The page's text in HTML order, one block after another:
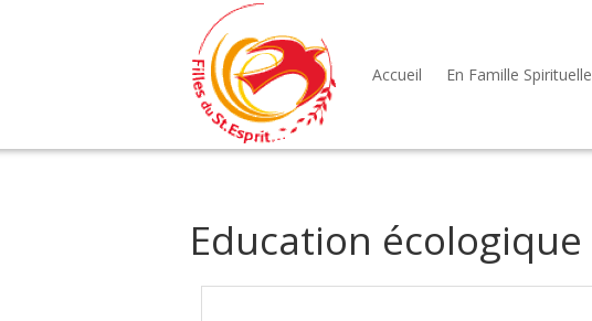
Accueil En Famille Spirituelle
Education écologique